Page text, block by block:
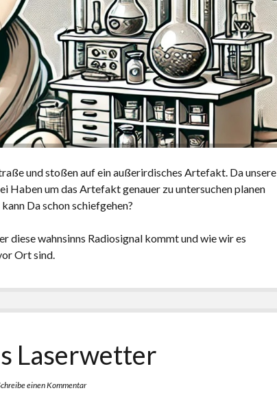
und stoßen auf ein außerirdisches Artefakt. Da unsere
Haben um das Artefakt genauer zu untersuchen planen
Da schon schiefgehen?
diese wahnsinns Radiosignal kommt und wie wir es
Ort sind.
Laserwetter
einen Kommentar